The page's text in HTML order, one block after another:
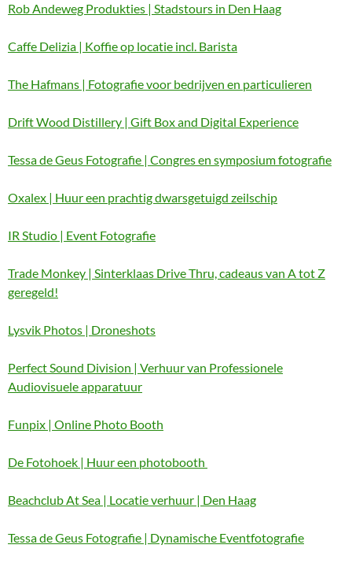
Rob Andeweg Produkties | Stadstours in Den Haag
Caffe Delizia | Koffie op locatie incl. Barista
The Hafmans | Fotografie voor bedrijven en particulieren
Drift Wood Distillery | Gift Box and Digital Experience
Tessa de Geus Fotografie | Congres en symposium fotografie
Oxalex | Huur een prachtig dwarsgetuigd zeilschip
IR Studio | Event Fotografie
Trade Monkey | Sinterklaas Drive Thru, cadeaus van A tot Z
geregeld!
Lysvik Photos | Droneshots
Perfect Sound Division | Verhuur van Professionele
Audiovisuele apparatuur
Funpix | Online Photo Booth
De Fotohoek | Huur een photobooth
Beachclub At Sea | Locatie verhuur | Den Haag
Tessa de Geus Fotografie | Dynamische Eventfotografie